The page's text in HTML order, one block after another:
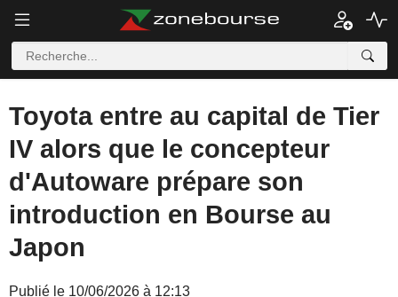
Toyota entre au capital de Tier
IV alors que le concepteur
d'Autoware prépare son
introduction en Bourse au
Japon
Publié le 10/06/2026 à 12:13